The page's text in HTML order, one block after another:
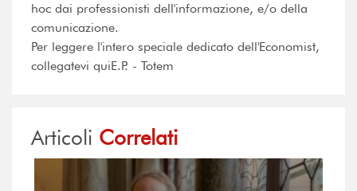
hoc dai professionisti dell'informazione, e/o della
comunicazione.
Per leggere l'intero speciale dedicato dell'Economist,
collegatevi quiE.P. - Totem
Articoli Correlati